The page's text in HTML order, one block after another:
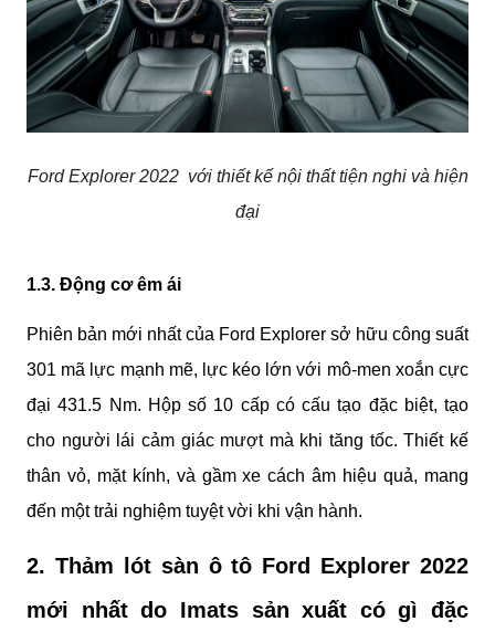
Ford Explorer 2022 với thiết kế nội thất tiện nghi và hiện
đại
1.3. Động cơ êm ái
Phiên bản mới nhất của Ford Explorer sở hữu công suất
301 mã lực mạnh mẽ, lực kéo lớn với mô-men xoắn cực
đại 431.5 Nm. Hộp số 10 cấp có cấu tạo đặc biệt, tạo
cho người lái cảm giác mượt mà khi tăng tốc. Thiết kế
thân vỏ, mặt kính, và gầm xe cách âm hiệu quả, mang
đến một trải nghiệm tuyệt vời khi vận hành.
2. Thảm lót sàn ô tô Ford Explorer 2022
mới nhất do Imats sản xuất có gì đặc